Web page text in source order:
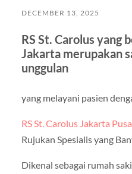
DECEMBER 13, 2025
RS St. Carolus yang
Jakarta merupakan
unggulan
yang melayani pasien
RS St. Carolus Jakarta
Rujukan Spesialis yang
Dikenal sebagai rumah